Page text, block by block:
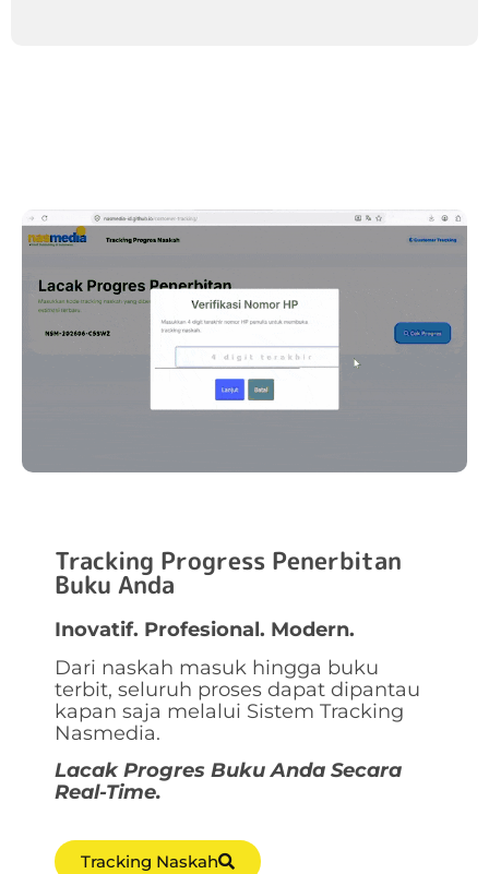
Tracking Progress Penerbitan
Buku Anda
Inovatif. Profesional. Modern.
Dari naskah masuk hingga buku
terbit, seluruh proses dapat dipantau
kapan saja melalui Sistem Tracking
Nasmedia.
Lacak Progres Buku Anda Secara
Real-Time.
Tracking Naskah